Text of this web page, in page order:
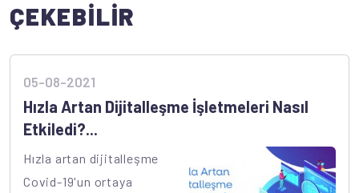
ÇEKEBİLİR
05-08-2021
Hızla Artan Dijitalleşme İşletmeleri Nasıl
Etkiledi?...
Hızla artan dijitalleşme
Covid-19'un ortaya